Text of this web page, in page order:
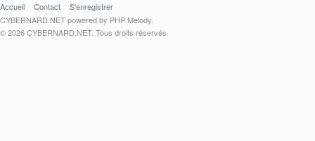
Accueil Contact
S'enregistrer
CYBERNARD.NET powered by PHP Melody.
© 2026 CYBERNARD.NET. Tous droits réservés